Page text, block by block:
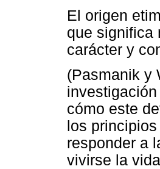
El origen
que significa
carácter y
(Pasmanik y
cómo este
los
responder a
vivirse la